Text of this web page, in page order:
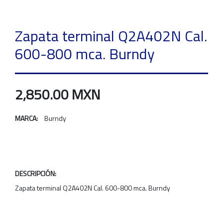
Zapata terminal Q2A402N Cal.
600-800 mca. Burndy
2,850.00 MXN
MARCA: Burndy
DESCRIPCIÓN:
Zapata terminal Q2A402N Cal. 600-800 mca. Burndy